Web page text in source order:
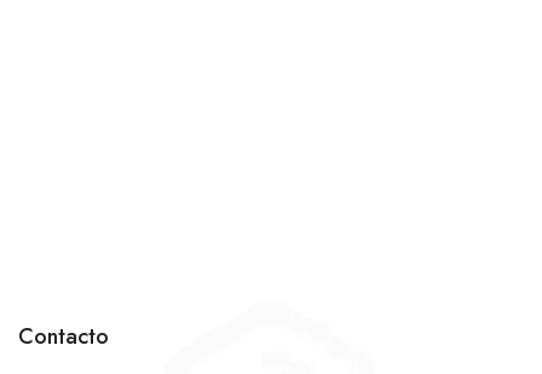
Contacto